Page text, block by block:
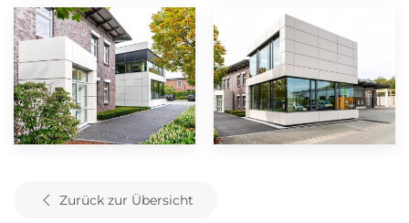
Zurück zur Übersicht